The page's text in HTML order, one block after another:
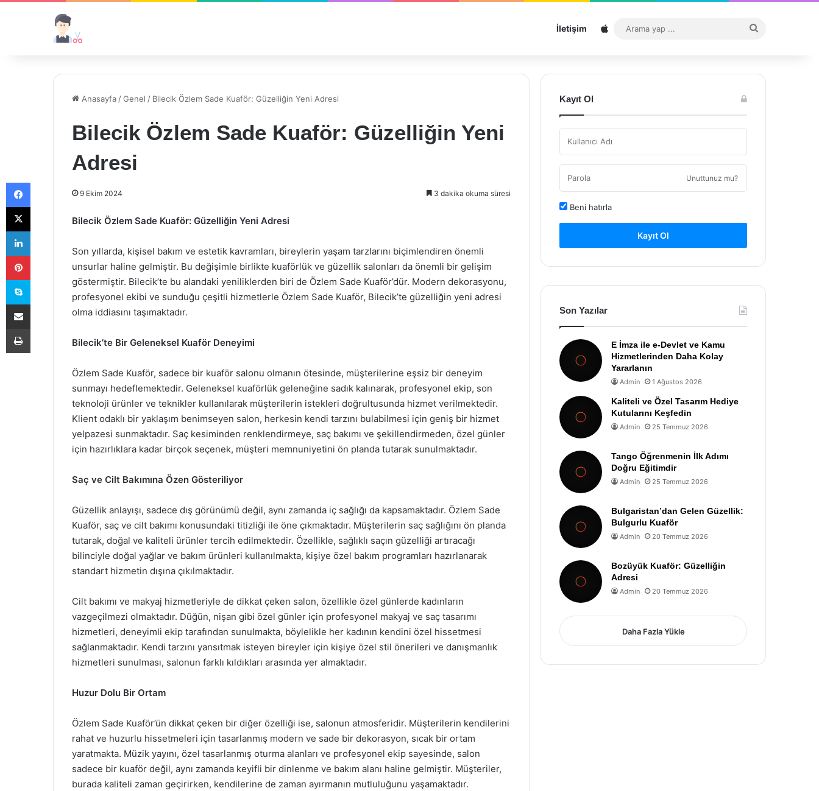
İletişim Sitemap
...
Anasayfa /Genel / Bilecik Özlem Sade Kuaför: Güzelliğin Yeni Adresi
Bilecik Özlem Sade Kuaför: Güzelliğin Yeni
Adresi
9 Ekim 2024 3 dakika okuma süresi
Bilecik Özlem Sade Kuaför: Güzelliğin Yeni Adresi
Son yıllarda, kişisel bakım ve estetik kavramları, bireylerin yaşam tarzlarını biçimlendiren önemli
unsurlar haline gelmiştir. Bu değişimle birlikte kuaförlük ve güzellik salonları da önemli bir gelişim
göstermiştir. Bilecik’te bu alandaki yeniliklerden biri de Özlem Sade Kuaför’dür. Modern dekorasyonu,
profesyonel ekibi ve sunduğu çeşitli hizmetlerle Özlem Sade Kuaför, Bilecik’te güzelliğin yeni adresi
olma iddiasını taşımaktadır.
Bilecik’te Bir Geleneksel Kuaför Deneyimi
Özlem Sade Kuaför, sadece bir kuaför salonu olmanın ötesinde, müşterilerine eşsiz bir deneyim
sunmayı hedeflemektedir. Geleneksel kuaförlük geleneğine sadık kalınarak, profesyonel ekip, son
teknoloji ürünler ve teknikler kullanılarak müşterilerin istekleri doğrultusunda hizmet verilmektedir.
Klient odaklı bir yaklaşım benimseyen salon, herkesin kendi tarzını bulabilmesi için geniş bir hizmet
yelpazesi sunmaktadır. Saç kesiminden renklendirmeye, saç bakımı ve şekillendirmeden, özel günler
için hazırlıklara kadar birçok seçenek, müşteri memnuniyetini ön planda tutarak sunulmaktadır.
Saç ve Cilt Bakımına Özen Gösteriliyor
Güzellik anlayışı, sadece dış görünümü değil, aynı zamanda iç sağlığı da kapsamaktadır. Özlem Sade
Kuaför, saç ve cilt bakımı konusundaki titizliği ile öne çıkmaktadır. Müşterilerin saç sağlığını ön planda
tutarak, doğal ve kaliteli ürünler tercih edilmektedir. Özellikle, sağlıklı saçın güzelliği artıracağı
bilinciyle doğal yağlar ve bakım ürünleri kullanılmakta, kişiye özel bakım programları hazırlanarak
standart hizmetin dışına çıkılmaktadır.
Cilt bakımı ve makyaj hizmetleriyle de dikkat çeken salon, özellikle özel günlerde kadınların
vazgeçilmezi olmaktadır. Düğün, nişan gibi özel günler için profesyonel makyaj ve saç tasarımı
hizmetleri, deneyimli ekip tarafından sunulmakta, böylelikle her kadının kendini özel hissetmesi
sağlanmaktadır. Kendi tarzını yansıtmak isteyen bireyler için kişiye özel stil önerileri ve danışmanlık
hizmetleri sunulması, salonun farklı kıldıkları arasında yer almaktadır.
Huzur Dolu Bir Ortam
Özlem Sade Kuaför’ün dikkat çeken bir diğer özelliği ise, salonun atmosferidir. Müşterilerin kendilerini
rahat ve huzurlu hissetmeleri için tasarlanmış modern ve sade bir dekorasyon, sıcak bir ortam
yaratmakta. Müzik yayını, özel tasarlanmış oturma alanları ve profesyonel ekip sayesinde, salon
sadece bir kuaför değil, aynı zamanda keyifli bir dinlenme ve bakım alanı haline gelmiştir. Müşteriler,
burada kaliteli zaman geçirirken, kendilerine de zaman ayırmanın mutluluğunu yaşamaktadır.
Kayıt Ol
Unuttunuz mu?
Beni hatırla
Kayıt Ol
Son Yazılar
E İmza ile e-Devlet ve Kamu
Hizmetlerinden Daha Kolay
Yararlanın
Admin 1 Ağustos 2026
Kaliteli ve Özel Tasarım Hediye
Kutularını Keşfedin
Admin 25 Temmuz 2026
Tango Öğrenmenin İlk Adımı
Doğru Eğitimdir
Admin 25 Temmuz 2026
Bulgaristan’dan Gelen Güzellik:
Bulgurlu Kuaför
Admin 20 Temmuz 2026
Bozüyük Kuaför: Güzelliğin
Adresi
Admin 20 Temmuz 2026
Daha Fazla Yükle
Facebook
X
LinkedIn
Pinterest
Skype
E-Posta ile paylaş